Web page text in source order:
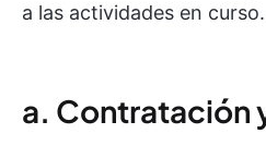
a las actividades en
a. Contratación